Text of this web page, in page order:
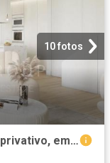
10 fotos
Apartamento T3 duplex com jardim privativo, em Lisboa 0m² Santa Maria Maior